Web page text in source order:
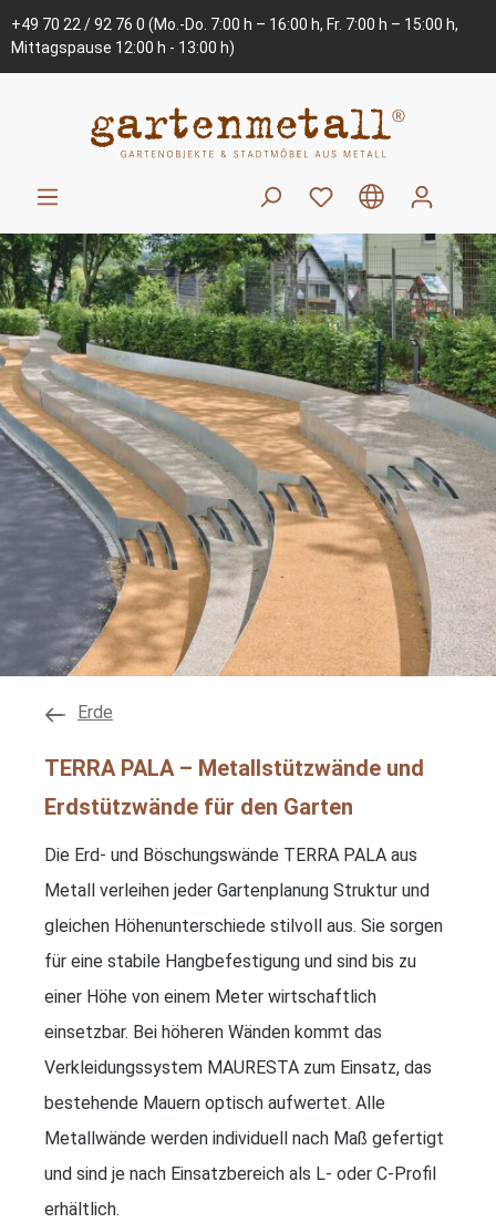
+49 70 22 / 92 76 0 (Mo.-Do. 7:00 h – 16:00 h, Fr. 7:00 h – 15:00 h,
Mittagspause 12:00 h - 13:00 h)
Erde
TERRA PALA – Metallstützwände und
Erdstützwände für den Garten
Die Erd- und Böschungswände TERRA PALA aus
Metall verleihen jeder Gartenplanung Struktur und
gleichen Höhenunterschiede stilvoll aus. Sie sorgen
für eine stabile Hangbefestigung und sind bis zu
einer Höhe von einem Meter wirtschaftlich
einsetzbar. Bei höheren Wänden kommt das
Verkleidungssystem MAURESTA zum Einsatz, das
bestehende Mauern optisch aufwertet. Alle
Metallwände werden individuell nach Maß gefertigt
und sind je nach Einsatzbereich als L- oder C-Profil
erhältlich.